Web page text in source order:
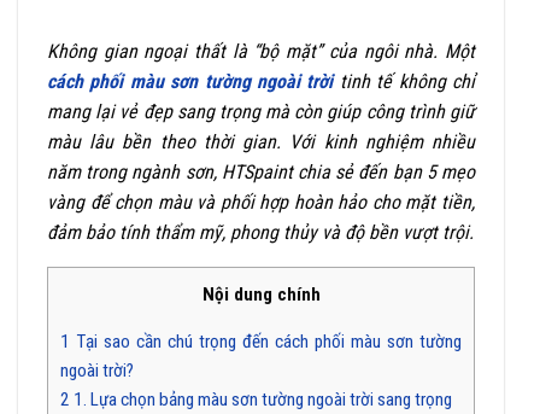
Không gian ngoại thất là “bộ mặt” của ngôi nhà. Một
cách phối màu sơn tường ngoài trờitinh tế không chỉ
mang lại vẻ đẹp sang trọng mà còn giúp công trình giữ
màu lâu bền theo thời gian. Với kinh nghiệm nhiều
năm trong ngành sơn, HTSpaint chia sẻ đến bạn 5 mẹo
vàng để chọn màu và phối hợp hoàn hảo cho mặt tiền,
đảm bảo tính thẩm mỹ, phong thủy và độ bền vượt trội.
Nội dung chính
1 Tại sao cần chú trọng đến cách phối màu sơn tường
ngoài trời?
2 1. Lựa chọn bảng màu sơn tường ngoài trời sang trọng